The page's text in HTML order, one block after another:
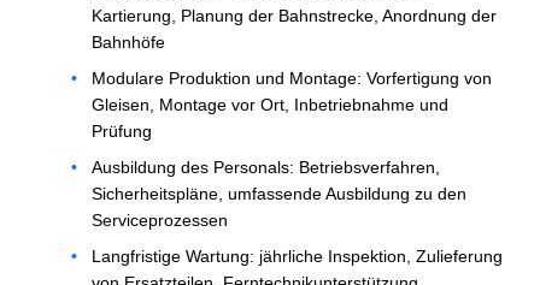
Kartierung, Planung der Bahnstrecke, Anordnung der
Bahnhöfe
Modulare Produktion und Montage: Vorfertigung von
Gleisen, Montage vor Ort, Inbetriebnahme und
Prüfung
Ausbildung des Personals: Betriebsverfahren,
Sicherheitspläne, umfassende Ausbildung zu den
Serviceprozessen
Langfristige Wartung: jährliche Inspektion, Zulieferung